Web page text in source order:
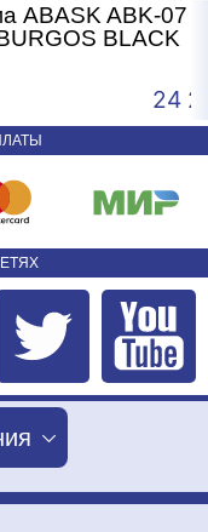
ABK-07
BLACK
24 240